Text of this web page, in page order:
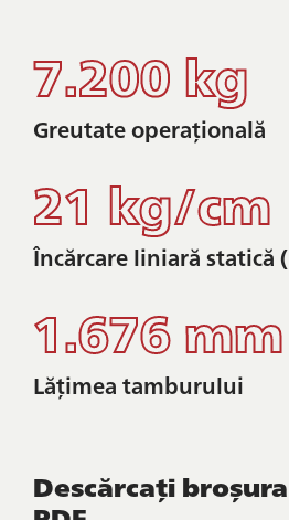
7.200 kg
Greutate operațională
21 kg/cm
Încărcare liniară statică
1.676 mm
Lățimea tamburului
Descărcați